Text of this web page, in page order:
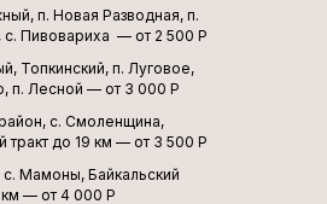
Топкинский, п. Луговое,
п. Лесной — от 3 000 Р
п. Новая Разводная, п.
с. Пивовариха — от 2 500 Р
с. Смоленщина,
тракт до 19 км — от 3 500 Р
Мамоны, Байкальский
км — от 4 000 Р